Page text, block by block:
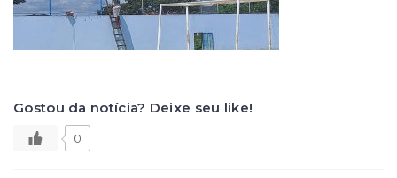
Gostou da notícia? Deixe seu like!
0